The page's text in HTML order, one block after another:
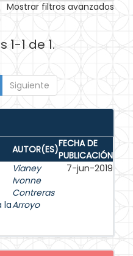
Mostrar filtros avanzados
1-1 de 1.
Siguiente
AUTOR(ES)FECHA DE
PUBLICACIÓN
la
Vianey
Ivonne
Contreras
Arroyo
7-jun-2019